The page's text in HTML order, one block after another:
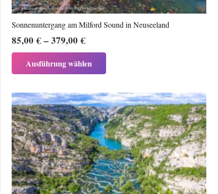
gewählt
werden
Sonnenuntergang am Milford Sound in Neuseeland
85,00€–379,00€Preisspanne:
85,00 €
bis
379,00 €
Ausführung wählen
mehrere
Varianten
auf.
Die
Optionen
können
auf
der